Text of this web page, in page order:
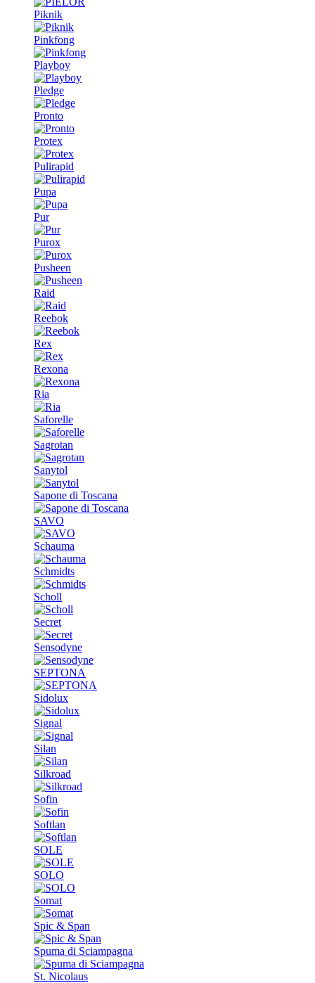
Piknik
Pinkfong
Playboy
Pledge
Pronto
Protex
Pulirapid
Pupa
Pur
Purox
Pusheen
Raid
Reebok
Rex
Rexona
Ria
Saforelle
Sagrotan
Sanytol
Sapone di Toscana
SAVO
Schauma
Schmidts
Scholl
Secret
Sensodyne
SEPTONA
Sidolux
Signal
Silan
Silkroad
Sofin
Softlan
SOLE
SOLO
Somat
Spic & Span
Spuma di Sciampagna
St. Nicolaus